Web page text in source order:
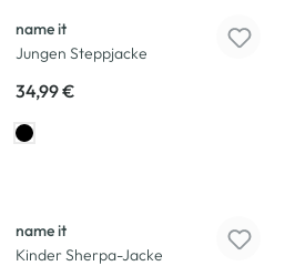
name it
Jungen Steppjacke
34,99 €
name it
Kinder Sherpa-Jacke